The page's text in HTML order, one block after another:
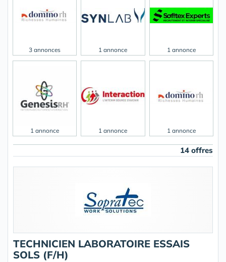
3 annonces 1 annonce 1 annonce
1 annonce 1 annonce 1 annonce
14 offres
TECHNICIEN LABORATOIRE ESSAIS
SOLS (F/H)